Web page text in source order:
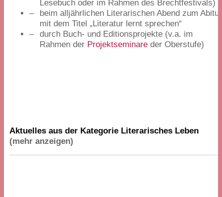
Lesebuch oder im Rahmen des Brechtfestivals)
beim alljährlichen Literarischen Abend zum Abitur
mit dem Titel„ Literatur lernt sprechen“
durch Buch- und Editionsprojekte (v.a. im
Rahmen der Projektseminare der Oberstufe)
Aktuelles aus der Kategorie Literarisches Leben
(mehr anzeigen)